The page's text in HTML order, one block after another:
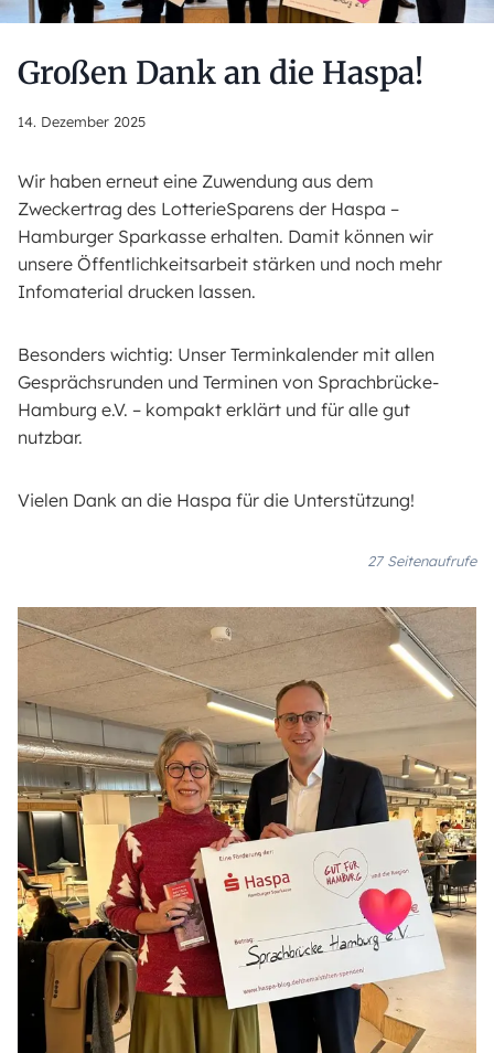
Großen Dank an die Haspa!
14. Dezember 2025
Wir haben erneut eine Zuwendung aus dem
Zweckertrag des LotterieSparens der Haspa –
Hamburger Sparkasse erhalten. Damit können wir
unsere Öffentlichkeitsarbeit stärken und noch mehr
Infomaterial drucken lassen.
Besonders wichtig: Unser Terminkalender mit allen
Gesprächsrunden und Terminen von Sprachbrücke-
Hamburg e.V. – kompakt erklärt und für alle gut
nutzbar.
Vielen Dank an die Haspa für die Unterstützung!
27Seitenaufrufe